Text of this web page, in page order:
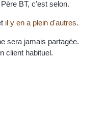
BT, c'est selon.
il y en a plein d'autres.
sera jamais partagée.
client habituel.